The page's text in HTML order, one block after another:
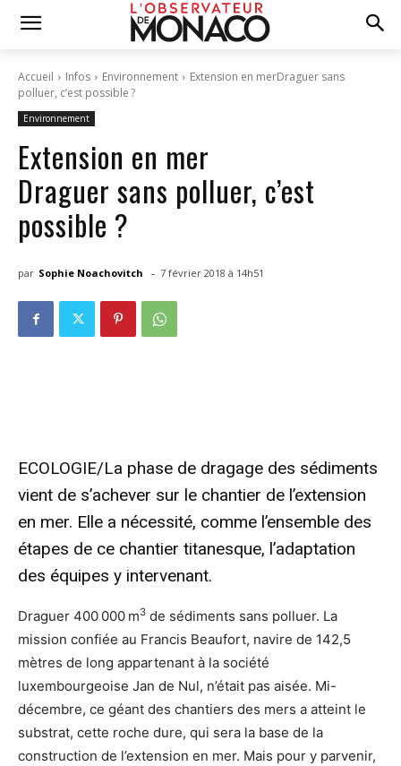
Accueil Infos Environnement
Extension en merDraguer sans
polluer, c’est possible ?
Environnement
Extension en mer
Draguer sans polluer, c’est
possible ?
par Sophie Noachovitch - 7 février 2018 à 14h51
ECOLOGIE/La phase de dragage des sédiments
vient de s’achever sur le chantier de l’extension
en mer. Elle a nécessité, comme l’ensemble des
étapes de ce chantier titanesque, l’adaptation
des équipes y intervenant.
Draguer 400 000 m3 de sédiments sans polluer. La
mission confiée au Francis Beaufort, navire de 142,5
mètres de long appartenant à la société
luxembourgeoise Jan de Nul, n’était pas aisée. Mi-
décembre, ce géant des chantiers des mers a atteint le
substrat, cette roche dure, qui sera la base de la
construction de l’extension en mer. Mais pour y parvenir,